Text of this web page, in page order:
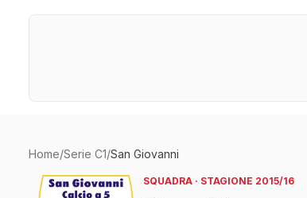
Home/Serie C1/San Giovanni
SQUADRA · STAGIONE 2015/16